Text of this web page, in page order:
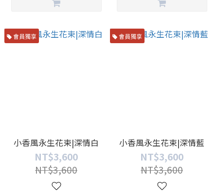
會員獨享
小香風永生花束|深情白
NT$3,600
NT$3,600
會員獨享
小香風永生花束|深情藍
NT$3,600
NT$3,600